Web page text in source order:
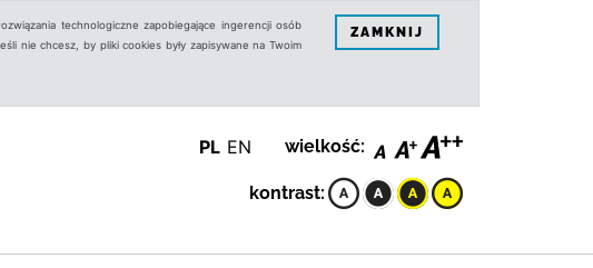
technologiczne zapobiegające ingerencji osób
nie chcesz, by pliki cookies były zapisywane na Twoim
ZAMKNIJ
PL EN wielkość:
kontrast: